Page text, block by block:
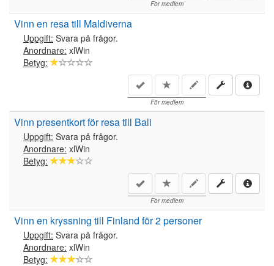
För medlem
Vinn en resa till Maldiverna
Uppgift: Svara på frågor.
Anordnare: xlWin
Betyg:
För medlem
Vinn presentkort för resa till Bali
Uppgift: Svara på frågor.
Anordnare: xlWin
Betyg:
För medlem
Vinn en kryssning till Finland för 2 personer
Uppgift: Svara på frågor.
Anordnare: xlWin
Betyg: